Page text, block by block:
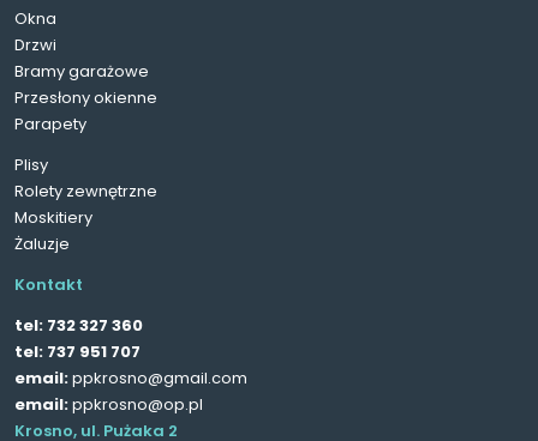
Okna
Drzwi
Bramy garażowe
Przesłony okienne
Parapety
Plisy
Rolety zewnętrzne
Moskitiery
Żaluzje
Kontakt
tel: 732 327 360
tel: 737 951 707
email:ppkrosno@gmail.com
email:ppkrosno@op.pl
Krosno, ul. Pużaka 2